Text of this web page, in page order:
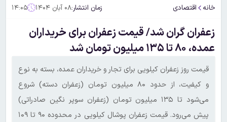
خانه اقتصادی زمان انتشار:۰۸ آبان ۱۴۰۴ ۱۴:۰۵
زعفران گران شد/ قیمت زعفران برای خریداران
عمده، ۸۰ تا ۱۳۵ میلیون تومان شد
قیمت روز زعفران کیلویی برای تجار و خریداران عمده، بسته به نوع
و کیفیت، از حدود ۸۰ میلیون تومان (زعفران دسته) شروع
می‌شود تا ۱۳۵ میلیون تومان (زعفران سوپر نگین صادراتی)
پیش می‌رود. قیمت زعفران پوشال کیلویی در محدوده ۹۰ تا ۱۰۹